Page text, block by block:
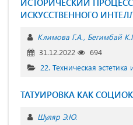
ИСКУССТВЕННОГО
Климова Г.А. Бегимбай
31.12.2022
694
22. Техническая эстетика
ТАТУИРОВКА КАК
Шуляр Э.Ю.